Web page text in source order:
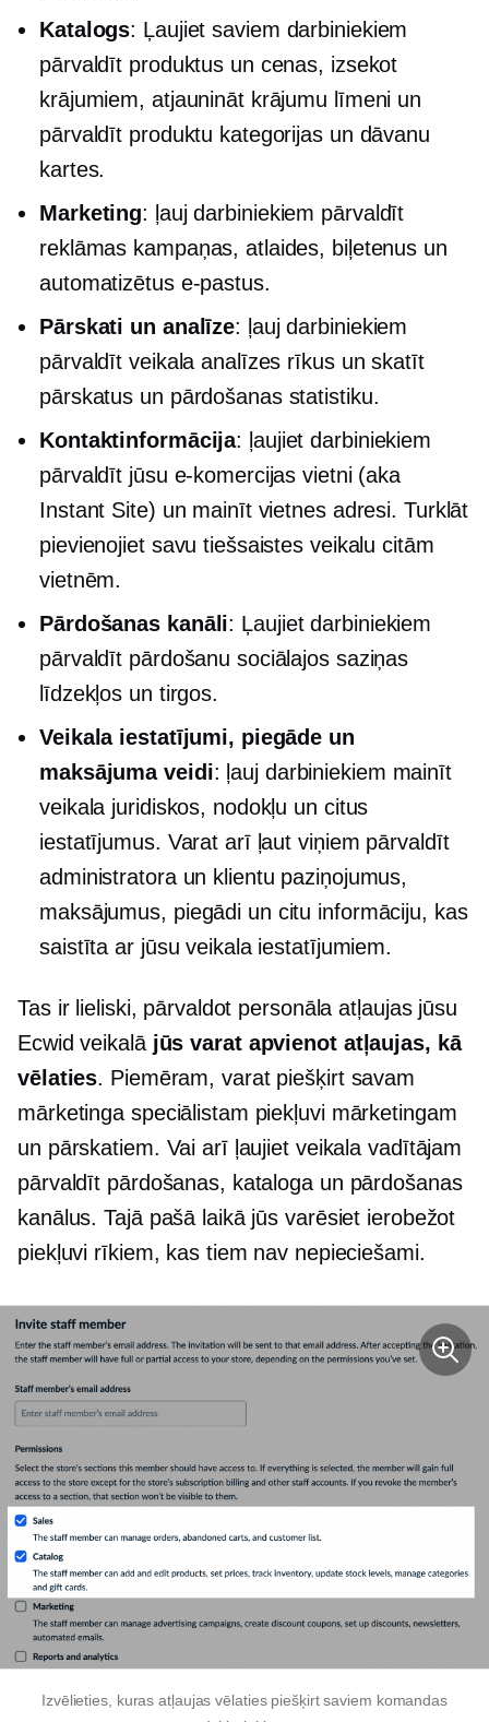
Katalogs: Ļaujiet saviem darbiniekiem
pārvaldīt produktus un cenas, izsekot
krājumiem, atjaunināt krājumu līmeni un
pārvaldīt produktu kategorijas un dāvanu
kartes.
Marketing: ļauj darbiniekiem pārvaldīt
reklāmas kampaņas, atlaides, biļetenus un
automatizētus e-pastus.
Pārskati un analīze: ļauj darbiniekiem
pārvaldīt veikala analīzes rīkus un skatīt
pārskatus un pārdošanas statistiku.
Kontaktinformācija: ļaujiet darbiniekiem
pārvaldīt jūsu e-komercijas vietni (aka
Instant Site) un mainīt vietnes adresi. Turklāt
pievienojiet savu tiešsaistes veikalu citām
vietnēm.
Pārdošanas kanāli: Ļaujiet darbiniekiem
pārvaldīt pārdošanu sociālajos saziņas
līdzekļos un tirgos.
Veikala iestatījumi, piegāde un
maksājuma veidi: ļauj darbiniekiem mainīt
veikala juridiskos, nodokļu un citus
iestatījumus. Varat arī ļaut viņiem pārvaldīt
administratora un klientu paziņojumus,
maksājumus, piegādi un citu informāciju, kas
saistīta ar jūsu veikala iestatījumiem.
Tas ir lieliski, pārvaldot personāla atļaujas jūsu
Ecwid veikalā jūs varat apvienot atļaujas, kā
vēlaties. Piemēram, varat piešķirt savam
mārketinga speciālistam piekļuvi mārketingam
un pārskatiem. Vai arī ļaujiet veikala vadītājam
pārvaldīt pārdošanas, kataloga un pārdošanas
kanālus. Tajā pašā laikā jūs varēsiet ierobežot
piekļuvi rīkiem, kas tiem nav nepieciešami.
Izvēlieties, kuras atļaujas vēlaties piešķirt saviem komandas